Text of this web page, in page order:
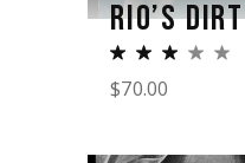
RIO’S DIRT
$70.00